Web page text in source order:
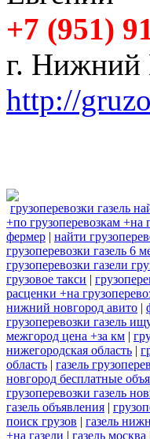
+7 (951)
г. Нижний
http://
грузоперевозки газель
+по грузоперевозкам +на
фермер | найти
грузоперевозки газель 6
грузоперевозки газели
грузовое такси |
расценки +на
нижний новгород авито |
грузоперевозки газель
межгород цена +за км |
нижегородская область |
область | газель
новгород бесплатные
грузоперевозки газель
газель объявления |
поиск грузов | газель
+на газели | газель москва